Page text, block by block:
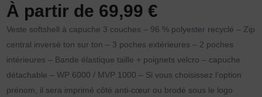
À partir de 69,99€
Veste softshell à capuche 3 couches – 96 % polyester recyclé – Zip
central inversé ton sur ton – 3 poches extérieures – 2 poches
intérieures – Bande élastique taille + poignets velcro – capuche
détachable – WP 6000 / MVP 1000 – Si vous choisissez l’option
prénom, il sera imprimé côté anti-cœur ou brodé sous le logo